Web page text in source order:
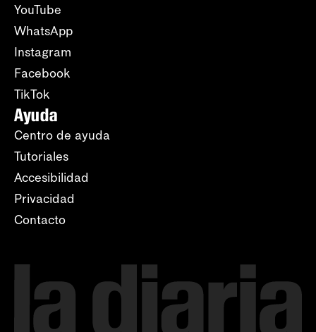
YouTube
WhatsApp
Instagram
Facebook
TikTok
Ayuda
Centro de ayuda
Tutoriales
Accesibilidad
Privacidad
Contacto